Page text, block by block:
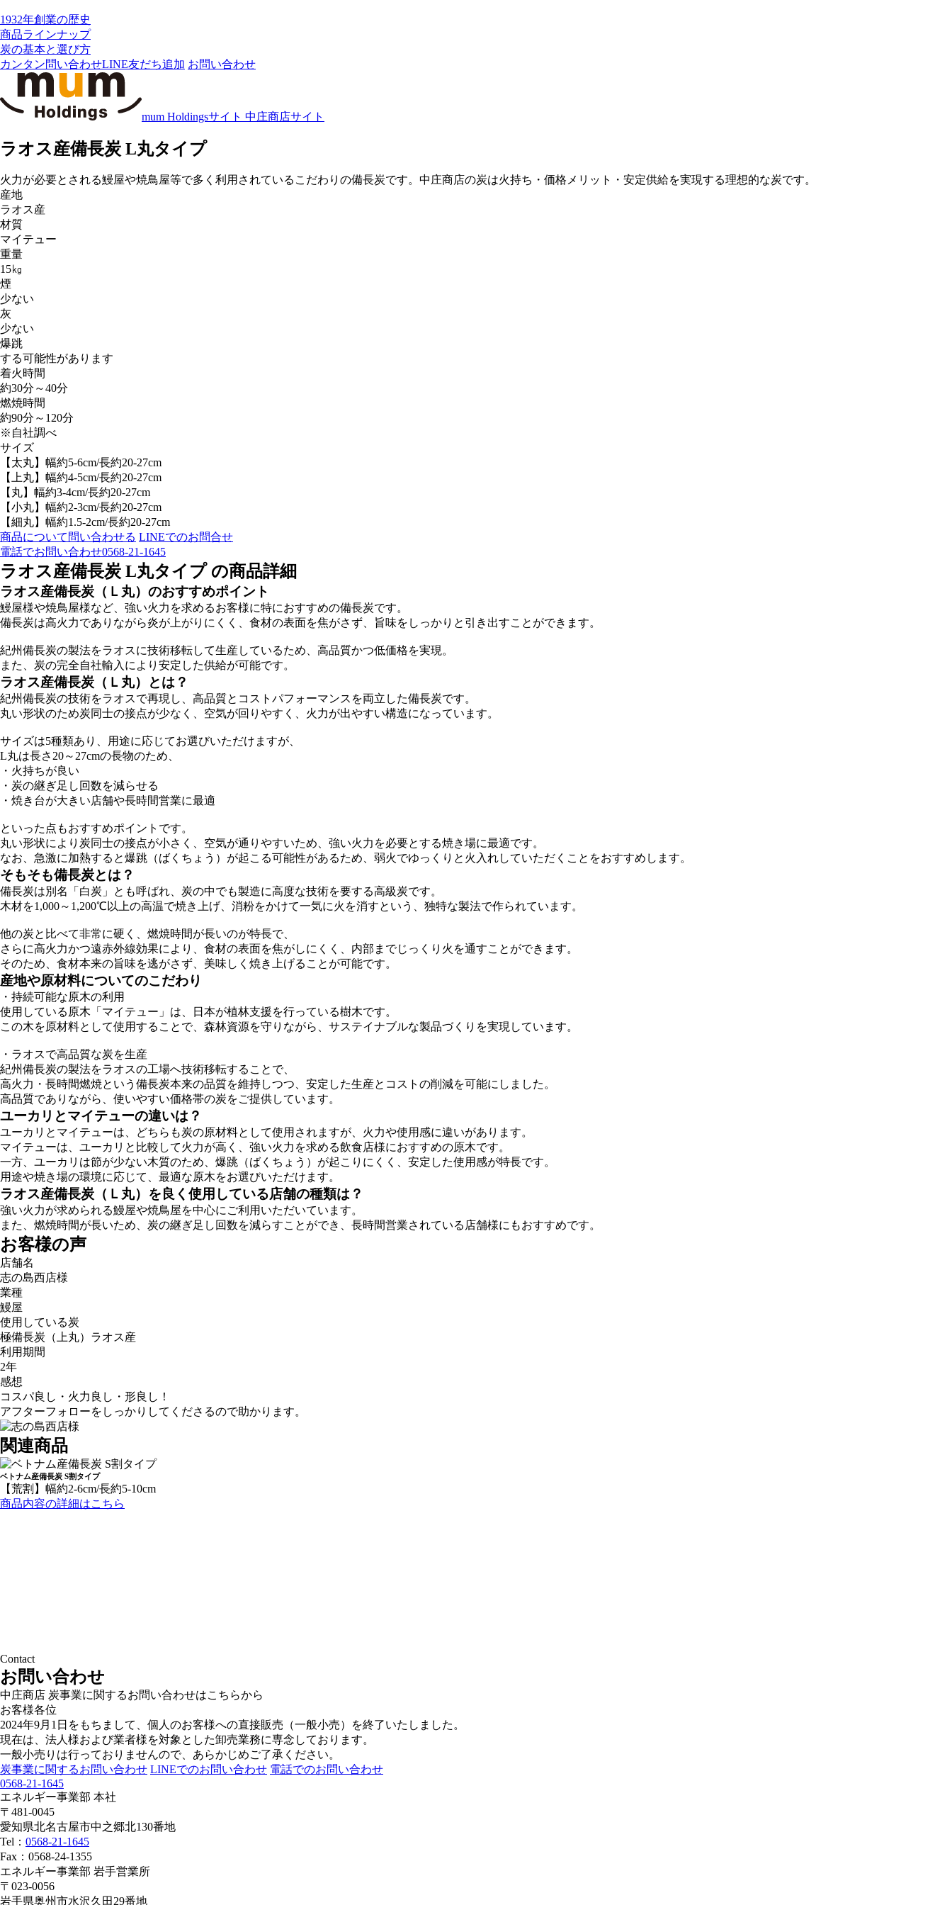
1932年創業の歴史
商品ラインナップ
炭の基本と選び方
カンタン問い合わせLINE友だち追加 お問い合わせ
mum Holdingsサイト 中庄商店サイト
ラオス産備長炭 L丸タイプ
火力が必要とされる鰻屋や焼鳥屋等で多く利用されているこだわりの備長炭です。中庄商店の炭は火持ち・価格メリット・安定供給を実現する理想的な炭です。
産地
ラオス産
材質
マイテュー
重量
15㎏
煙
少ない
灰
少ない
爆跳
する可能性があります
着火時間
約30分～40分
燃焼時間
約90分～120分
※自社調べ
サイズ
【太丸】幅約5-6cm/長約20-27cm
【上丸】幅約4-5cm/長約20-27cm
【丸】幅約3-4cm/長約20-27cm
【小丸】幅約2-3cm/長約20-27cm
【細丸】幅約1.5-2cm/長約20-27cm
商品について問い合わせる LINEでのお問合せ
電話でお問い合わせ0568-21-1645
ラオス産備長炭 L丸タイプ の商品詳細
ラオス産備長炭（Ｌ丸）のおすすめポイント
鰻屋様や焼鳥屋様など、強い火力を求めるお客様に特におすすめの備長炭です。
備長炭は高火力でありながら炎が上がりにくく、食材の表面を焦がさず、旨味をしっかりと引き出すことができます。
紀州備長炭の製法をラオスに技術移転して生産しているため、高品質かつ低価格を実現。
また、炭の完全自社輸入により安定した供給が可能です。
ラオス産備長炭（Ｌ丸）とは？
紀州備長炭の技術をラオスで再現し、高品質とコストパフォーマンスを両立した備長炭です。
丸い形状のため炭同士の接点が少なく、空気が回りやすく、火力が出やすい構造になっています。
サイズは5種類あり、用途に応じてお選びいただけますが、
L丸は長さ20～27cmの長物のため、
・火持ちが良い
・炭の継ぎ足し回数を減らせる
・焼き台が大きい店舗や長時間営業に最適
といった点もおすすめポイントです。
丸い形状により炭同士の接点が小さく、空気が通りやすいため、強い火力を必要とする焼き場に最適です。
なお、急激に加熱すると爆跳（ばくちょう）が起こる可能性があるため、弱火でゆっくりと火入れしていただくことをおすすめします。
そもそも備長炭とは？
備長炭は別名「白炭」とも呼ばれ、炭の中でも製造に高度な技術を要する高級炭です。
木材を1,000～1,200℃以上の高温で焼き上げ、消粉をかけて一気に火を消すという、独特な製法で作られています。
他の炭と比べて非常に硬く、燃焼時間が長いのが特長で、
さらに高火力かつ遠赤外線効果により、食材の表面を焦がしにくく、内部までじっくり火を通すことができます。
そのため、食材本来の旨味を逃がさず、美味しく焼き上げることが可能です。
産地や原材料についてのこだわり
・持続可能な原木の利用
使用している原木「マイテュー」は、日本が植林支援を行っている樹木です。
この木を原材料として使用することで、森林資源を守りながら、サステイナブルな製品づくりを実現しています。
・ラオスで高品質な炭を生産
紀州備長炭の製法をラオスの工場へ技術移転することで、
高火力・長時間燃焼という備長炭本来の品質を維持しつつ、安定した生産とコストの削減を可能にしました。
高品質でありながら、使いやすい価格帯の炭をご提供しています。
ユーカリとマイテューの違いは？
ユーカリとマイテューは、どちらも炭の原材料として使用されますが、火力や使用感に違いがあります。
マイテューは、ユーカリと比較して火力が高く、強い火力を求める飲食店様におすすめの原木です。
一方、ユーカリは節が少ない木質のため、爆跳（ばくちょう）が起こりにくく、安定した使用感が特長です。
用途や焼き場の環境に応じて、最適な原木をお選びいただけます。
ラオス産備長炭（Ｌ丸）を良く使用している店舗の種類は？
強い火力が求められる鰻屋や焼鳥屋を中心にご利用いただいています。
また、燃焼時間が長いため、炭の継ぎ足し回数を減らすことができ、長時間営業されている店舗様にもおすすめです。
お客様の声
店舗名
志の島西店様
業種
鰻屋
使用している炭
極備長炭（上丸）ラオス産
利用期間
2年
感想
コスパ良し・火力良し・形良し！
アフターフォローをしっかりしてくださるので助かります。
関連商品
ベトナム産備長炭 S割タイプ
【荒割】幅約2-6cm/長約5-10cm
商品内容の詳細はこちら
Contact
お問い合わせ
中庄商店 炭事業に関するお問い合わせはこちらから
お客様各位
2024年9月1日をもちまして、個人のお客様への直接販売（一般小売）を終了いたしました。
現在は、法人様および業者様を対象とした卸売業務に専念しております。
一般小売りは行っておりませんので、あらかじめご了承ください。
炭事業に関するお問い合わせ LINEでのお問い合わせ 電話でのお問い合わせ
0568-21-1645
エネルギー事業部 本社
〒481-0045
愛知県北名古屋市中之郷北130番地
Tel： 0568-21-1645
Fax：0568-24-1355
エネルギー事業部 岩手営業所
〒023-0056
岩手県奥州市水沢久田29番地